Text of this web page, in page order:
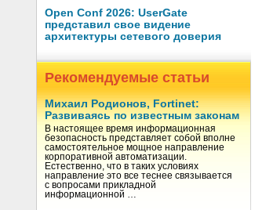
Open Conf 2026: UserGate
представил свое видение
архитектуры сетевого доверия
Рекомендуемые статьи
Михаил Родионов, Fortinet:
Развиваясь по известным законам
В настоящее время информационная
безопасность представляет собой вполне
самостоятельное мощное направление
корпоративной автоматизации.
Естественно, что в таких условиях
направление это все теснее связывается
с вопросами прикладной
информационной …